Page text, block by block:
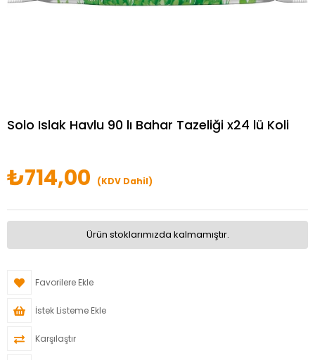
Solo Islak Havlu 90 lı Bahar Tazeliği x24 lü Koli
₺714,00 (KDV Dahil)
Ürün stoklarımızda kalmamıştır.
Favorilere Ekle
İstek Listeme Ekle
Karşılaştır